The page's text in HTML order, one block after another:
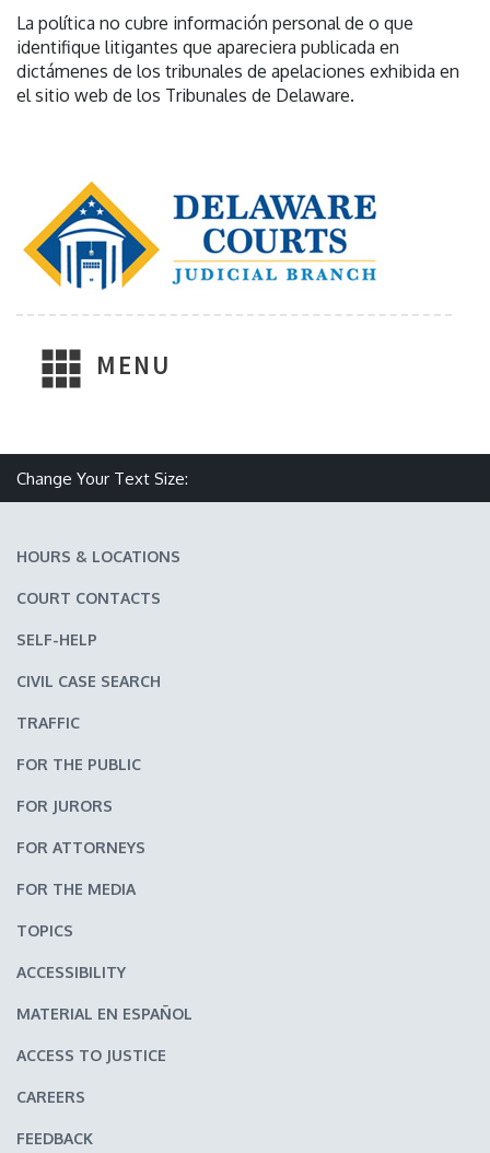
La política no cubre información personal de o que
identifique litigantes que apareciera publicada en
dictámenes de los tribunales de apelaciones exhibida en
el sitio web de los Tribunales de Delaware.
MENU
Change Your Text Size:
HOURS & LOCATIONS
COURT CONTACTS
SELF-HELP
CIVIL CASE SEARCH
TRAFFIC
FOR THE PUBLIC
FOR JURORS
FOR ATTORNEYS
FOR THE MEDIA
TOPICS
ACCESSIBILITY
MATERIAL EN ESPAÑOL
ACCESS TO JUSTICE
CAREERS
FEEDBACK